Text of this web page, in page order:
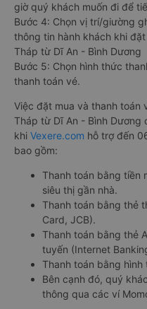
giờ quý khách muốn đi để
Bước 4: Chọn vị trí/giường
thông tin hành khách khi
Tháp từ Dĩ An - Bình Dương
Bước 5: Chọn hình thức
thanh toán vé.
Việc đặt mua và thanh toán
Tháp từ Dĩ An - Bình Dương
khi Vexere.com hỗ trợ đến
bao gồm:
Thanh toán bằng tiền
siêu thị gần nhà.
Thanh toán bằng thẻ
Card, JCB).
Thanh toán bằng thẻ
tuyến (Internet
Thanh toán bằng
Bên cạnh đó, quý
thông qua các ví